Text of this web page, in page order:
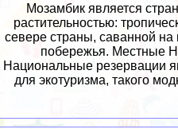
Мозамбик является
растительностью:
севере страны, саванной
побережья. Местные
Национальные резервации
для экотуризма, такого